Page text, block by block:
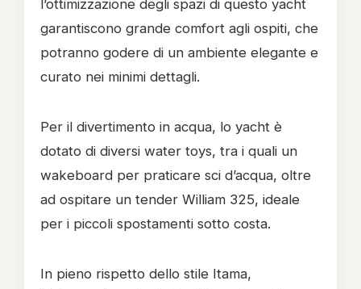
l’ottimizzazione degli spazi di questo yacht
garantiscono grande comfort agli ospiti, che
potranno godere di un ambiente elegante e
curato nei minimi dettagli.
Per il divertimento in acqua, lo yacht è
dotato di diversi water toys, tra i quali un
wakeboard per praticare sci d’acqua, oltre
ad ospitare un tender William 325, ideale
per i piccoli spostamenti sotto costa.
In pieno rispetto dello stile Itama,